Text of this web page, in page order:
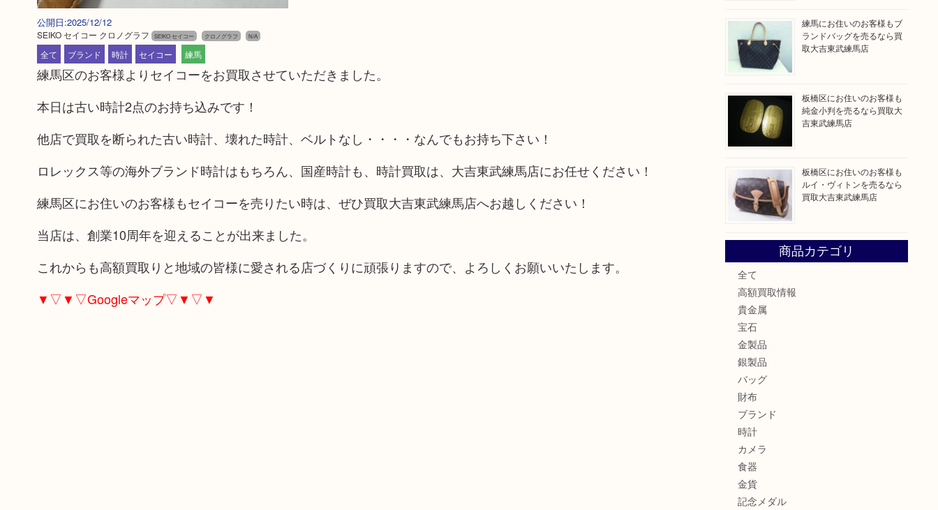
公開日:2025/12/12
SEIKO セイコー クロノグラフ SEIKO セイコー クロノグラフ N/A
全て ブランド 時計 セイコー 練馬
練馬区のお客様よりセイコーをお買取させていただきました。
本日は古い時計2点のお持ち込みです！
他店で買取を断られた古い時計、壊れた時計、ベルトなし・・・・なんでもお持ち下さい！
ロレックス等の海外ブランド時計はもちろん、国産時計も、時計買取は、大吉東武練馬店にお任せください！
練馬区にお住いのお客様もセイコーを売りたい時は、ぜひ買取大吉東武練馬店へお越しください！
当店は、創業10周年を迎えることが出来ました。
これからも高額買取りと地域の皆様に愛される店づくりに頑張りますので、よろしくお願いいたします。
▼▽▼▽Googleマップ▽▼▽▼
練馬にお住いのお客様もブ
ランドバッグを売るなら買
取大吉東武練馬店
板橋区にお住いのお客様も
純金小判を売るなら買取大
吉東武練馬店
板橋区にお住いのお客様も
ルイ・ヴィトンを売るなら
買取大吉東武練馬店
商品カテゴリ
全て
高額買取情報
貴金属
宝石
金製品
銀製品
バッグ
財布
ブランド
時計
カメラ
食器
金貨
記念メダル